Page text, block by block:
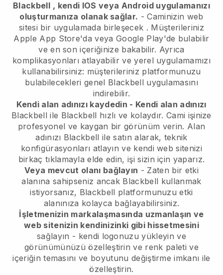
Blackbell , kendi IOS veya Android uygulamanızı
oluşturmanıza olanak sağlar. -Caminizin web
sitesi bir uygulamada birleşecek . Müşterileriniz
Apple App Store'da veya Google Play'de bulabilir
ve en son içeriğinize bakabilir. Ayrıca
komplikasyonları atlayabilir ve yerel uygulamamızı
kullanabilirsiniz: müşterileriniz platformunuzu
bulabilecekleri genel Blackbell uygulamasını
indirebilir.
Kendi alan adınızı kaydedin - Kendi alan adınızı
Blackbell ile Blackbell hızlı ve kolaydır. Cami işinize
profesyonel ve kaygan bir görünüm verin. Alan
adınızı Blackbell ile satın alarak, teknik
konfigürasyonları atlayın ve kendi web sitenizi
birkaç tıklamayla elde edin, işi sizin için yaparız.
Veya mevcut olanı bağlayın - Zaten bir etki
alanına sahipseniz ancak Blackbell kullanmak
istiyorsanız, Blackbell platformunuzu etki
alanınıza kolayca bağlayabilirsiniz.
İşletmenizin markalaşmasında uzmanlaşın ve
web sitenizin kendinizinki gibi hissetmesini
sağlayın - kendi logonuzu yükleyin ve
görünümünüzü özelleştirin ve renk paleti ve
içeriğin temasını ve boyutunu değiştirme imkanı ile
özelleştirin.